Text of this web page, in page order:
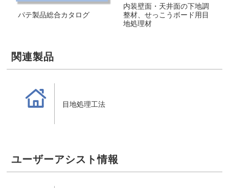
パテ製品総合カタログ
内装壁面・天井面の下地調
整材、せっこうボード用目
地処理材
関連製品
目地処理工法
ユーザーアシスト情報